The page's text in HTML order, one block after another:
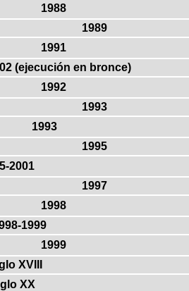
1988
1989
1991
(ejecución en bronce)
1992
1993
1993
1995
2001
1997
1998
1999
1999
XVIII
XX